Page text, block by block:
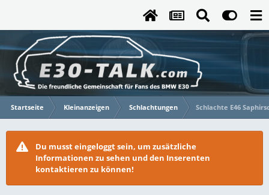
Startseite Kleinanzeigen Schlachtungen Schlachte E46
Du musst eingeloggt sein, um zusätzliche
Informationen zu sehen und den Inserenten
kontaktieren zu können!